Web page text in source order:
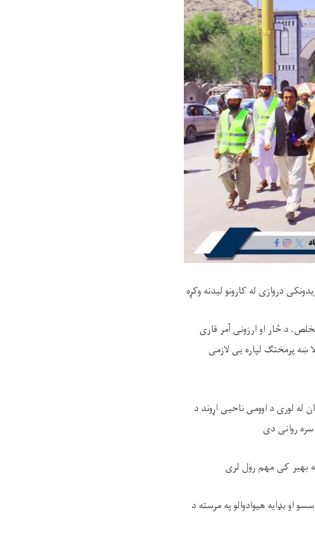
دروازی له کارونو لیدنه وکړه
د څار او ارزونی آمر قاری
ښه پرمختګ لپاره یی لازمی
لوری د اوومی ناحیی اړوند د
روانی دی
بهیر کی مهم رول لری
بډایه هیوادوالو په مرسته د